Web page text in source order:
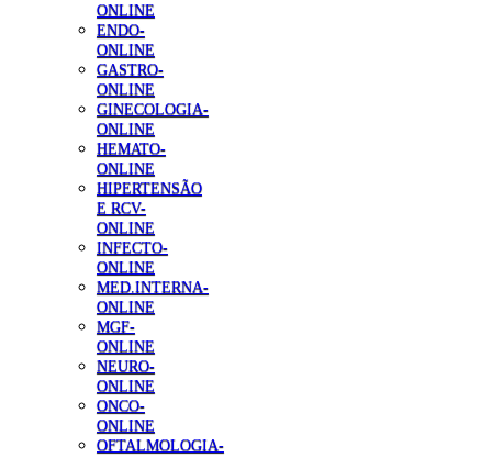
ONLINE
ENDO-
ONLINE
GASTRO-
ONLINE
GINECOLOGIA-
ONLINE
HEMATO-
ONLINE
HIPERTENSÃO
E RCV-
ONLINE
INFECTO-
ONLINE
MED.INTERNA-
ONLINE
MGF-
ONLINE
NEURO-
ONLINE
ONCO-
ONLINE
OFTALMOLOGIA-